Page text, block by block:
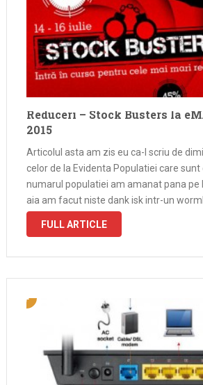
Reduceri – Stock Busters la
2015
Articolul asta am zis eu ca-l scriu de
celor de la Evidenta Populatiei care sunt
numarul populatiei am amanat pana pe
aia am facut niste dank isk intr-un
BAERS, apoi m-am bagat la …
FULL ARTICLE